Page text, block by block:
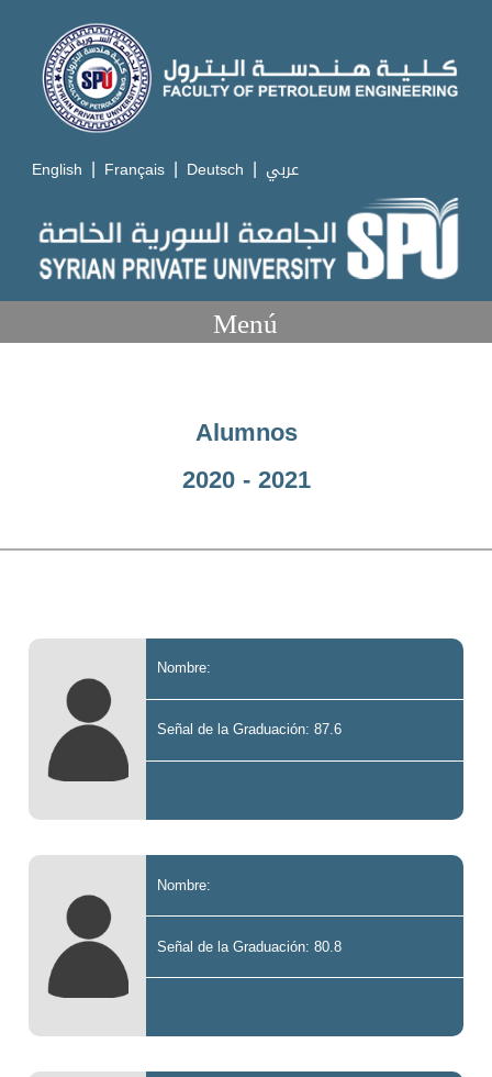
English | Français | Deutsch | عربي
Menú
Alumnos
2020 - 2021
Nombre:
Señal de la Graduación: 87.6
Nombre:
Señal de la Graduación: 80.8